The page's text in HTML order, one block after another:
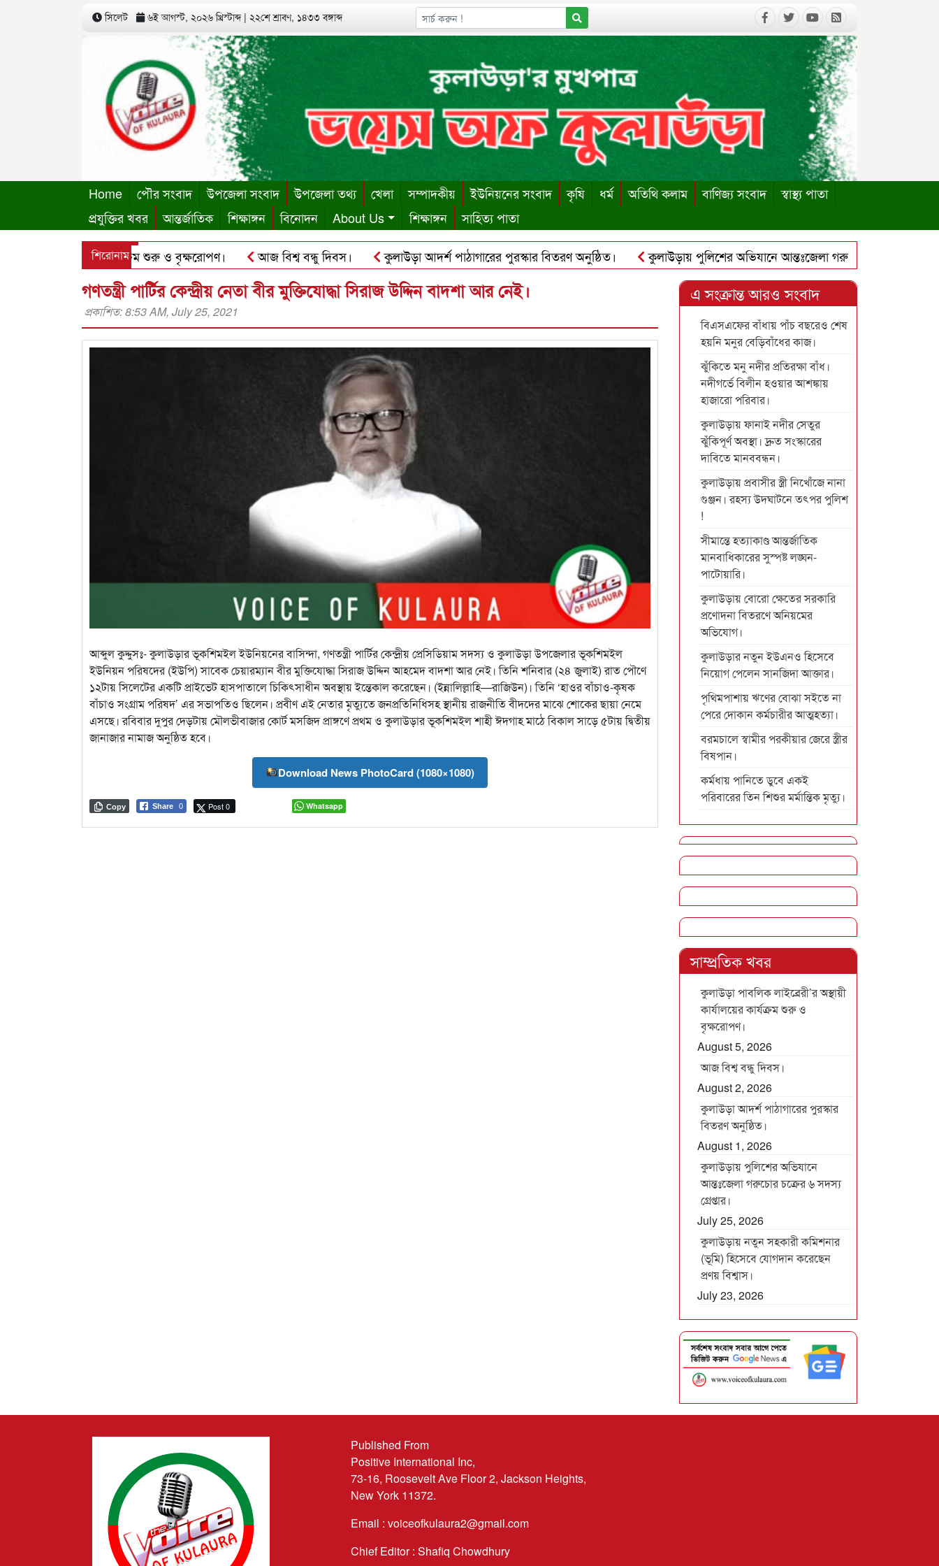
সিলেট ৬ই আগস্ট, ২০২৬ খ্রিস্টাব্দ | ২২শে শ্রাবণ, ১৪৩৩ বঙ্গাব্দ
Home পৌর সংবাদ উপজেলা সংবাদ উপজেলা তথ্য খেলা সম্পাদকীয় ইউনিয়নের সংবাদ কৃষি ধর্ম অতিথি কলাম বাণিজ্য সংবাদ
স্বাস্থ্য পাতা
প্রযুক্তির খবর
আন্তর্জাতিক শিক্ষাঙ্গন বিনোদন About Us শিক্ষাঙ্গন সাহিত্য পাতা
শিরোনাম
কার্যালয়ের কার্যক্রম শুরু ও বৃক্ষরোপণ। আজ বিশ্ব বন্ধু দিবস। কুলাউড়া আদর্শ পাঠাগারের পুরস্কার বিতরণ অনুষ্ঠিত।
কুলাউড়ায় পুলিশের অভিযানে আন্তঃজেলা গরুচোর চক্রের ৬ সদস্য
ছবি হোয়াটসঅ্যাপে ব্যবহার করে প্রতারণার চেষ্টা।
পৃথিমপাশায় ঋণের বোঝা সইতে না পেরে দোকান কর্মচারীর আত্মহত্যা। কুলাউড়ায় পাবলিক লাইব্রেরি পুনঃস্থাপনের দাবিতে ইউএনও বরাবর
গণতন্ত্রী পার্টির কেন্দ্রীয় নেতা বীর মুক্তিযোদ্ধা সিরাজ উদ্দিন বাদশা আর নেই।
প্রকাশিত: 8:53 AM, July 25, 2021
আব্দুল কুদ্দুসঃ- কুলাউড়ার ভূকশিমইল ইউনিয়নের বাসিন্দা, গণতন্ত্রী পার্টির কেন্দ্রীয় প্রেসিডিয়াম সদস্য ও কুলাউড়া উপজেলার ভূকশিমইল
ইউনিয়ন পরিষদের (ইউপি) সাবেক চেয়ারম্যান বীর মুক্তিযোদ্ধা সিরাজ উদ্দিন আহমেদ বাদশা আর নেই। তিনি শনিবার (২৪ জুলাই) রাত পৌণে
১২টায় সিলেটের একটি প্রাইভেট হাসপাতালে চিকিৎসাধীন অবস্থায় ইন্তেকাল করেছেন। (ইন্নালিল্লাহি—রাজিউন)। তিনি ‘হাওর বাঁচাও-কৃষক
বাঁচাও সংগ্রাম পরিষদ’ এর সভাপতিও ছিলেন। প্রবীণ এই নেতার মৃত্যুতে জনপ্রতিনিধিসহ স্থানীয় রাজনীতি বীদদের মাঝে শোকের ছায়া নেমে
এসছে। রবিবার দুপুর দেড়টায় মৌলভীবাজার কোর্ট মসজিদ প্রাঙ্গণে প্রথম ও কুলাউড়ার ভূকশিমইল শাহী ঈদগাহ মাঠে বিকাল সাড়ে ৫টায় দ্বিতীয়
জানাজার নামাজ অনুষ্ঠিত হবে।
Download News PhotoCard (1080×1080)
Share 0 Post 0
Copy Whatsapp
এ সংক্রান্ত আরও সংবাদ
বিএসএফের বাঁধায় পাঁচ বছরেও শেষ
হয়নি মনুর বেড়িবাঁধের কাজ।
ঝুঁকিতে মনু নদীর প্রতিরক্ষা বাঁধ।
নদীগর্ভে বিলীন হওয়ার আশঙ্কায়
হাজারো পরিবার।
কুলাউড়ায় ফানাই নদীর সেতুর
ঝুঁকিপূর্ণ অবস্থা। দ্রুত সংস্কারের
দাবিতে মানববন্ধন।
কুলাউড়ায় প্রবাসীর স্ত্রী নিখোঁজে নানা
গুঞ্জন। রহস্য উদঘাটনে তৎপর পুলিশ
!
সীমান্তে হত্যাকাণ্ড আন্তর্জাতিক
মানবাধিকারের সুস্পষ্ট লঙ্ঘন-
পাটোয়ারি।
কুলাউড়ায় বোরো ক্ষেতের সরকারি
প্রণোদনা বিতরণে অনিয়মের
অভিযোগ।
কুলাউড়ার নতুন ইউএনও হিসেবে
নিয়োগ পেলেন সানজিদা আক্তার।
পৃথিমপাশায় ঋণের বোঝা সইতে না
পেরে দোকান কর্মচারীর আত্মহত্যা।
বরমচালে স্বামীর পরকীয়ার জেরে স্ত্রীর
বিষপান।
কর্মধায় পানিতে ডুবে একই
পরিবারের তিন শিশুর মর্মান্তিক মৃত্যু।
সাম্প্রতিক খবর
কুলাউড়া পাবলিক লাইব্রেরী’র অস্থায়ী
কার্যালয়ের কার্যক্রম শুরু ও
বৃক্ষরোপণ।
August 5, 2026
আজ বিশ্ব বন্ধু দিবস।
August 2, 2026
কুলাউড়া আদর্শ পাঠাগারের পুরস্কার
বিতরণ অনুষ্ঠিত।
August 1, 2026
কুলাউড়ায় পুলিশের অভিযানে
আন্তঃজেলা গরুচোর চক্রের ৬ সদস্য
গ্রেপ্তার।
July 25, 2026
কুলাউড়ায় নতুন সহকারী কমিশনার
(ভূমি) হিসেবে যোগদান করেছেন
প্রণয় বিশ্বাস।
July 23, 2026
Published From
Positive International Inc,
73-16, Roosevelt Ave Floor 2, Jackson Heights,
New York 11372.
Email : voiceofkulaura2@gmail.com
Chief Editor : Shafiq Chowdhury